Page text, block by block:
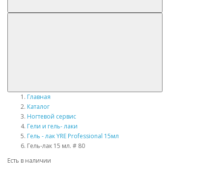
Главная
Каталог
Ногтевой сервис
Гели и гель- лаки
Гель - лак YRE Professional 15мл
Гель-лак 15 мл. # 80
Есть в наличии